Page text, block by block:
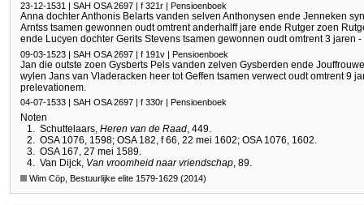
23-12-1531 | SAH OSA 2697 | f 321r | Pensioenboek
Anna dochter Anthonis Belarts vanden selven Anthonysen ende Jenneken
Arntss tsamen gewonnen oudt omtrent anderhalff jare ende Rutger zoen
ende Lucyen dochter Gerits Stevens tsamen gewonnen oudt omtrent 3 jaren -
09-03-1523 | SAH OSA 2697 | f 191v | Pensioenboek
Jan die outste zoen Gysberts Pels vanden zelven Gysberden ende
wylen Jans van Vladeracken heer tot Geffen tsamen verwect oudt omtrent 9
prelevationem.
04-07-1533 | SAH OSA 2697 | f 330r | Pensioenboek
Noten
1. Schuttelaars, Heren van de Raad, 449.
2. OSA 1076, 1598; OSA 182, f 66, 22 mei 1602; OSA 1076, 1602.
3. OSA 167, 27 mei 1589.
4. Van Dijck, Van vroomheid naar vriendschap, 89.
Wim Cöp, Bestuurlijke elite 1579-1629 (2014)